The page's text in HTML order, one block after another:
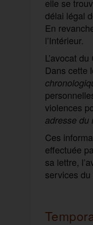
elle se
délai légal
En
l’Intérieur.
L’avocat
Dans cette
violences
adresse du
Ces
effectuée
sa lettre,
services du